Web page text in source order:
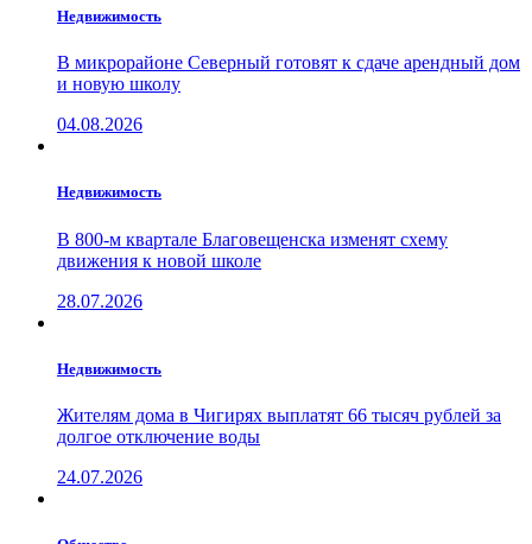
Недвижимость
В микрорайоне Северный готовят к сдаче арендный дом
и новую школу
04.08.2026
Недвижимость
В 800-м квартале Благовещенска изменят схему
движения к новой школе
28.07.2026
Недвижимость
Жителям дома в Чигирях выплатят 66 тысяч рублей за
долгое отключение воды
24.07.2026